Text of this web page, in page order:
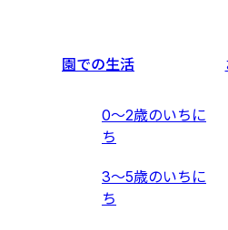
園での生活
0〜2歳のいちに
ち
3〜5歳のいちに
ち